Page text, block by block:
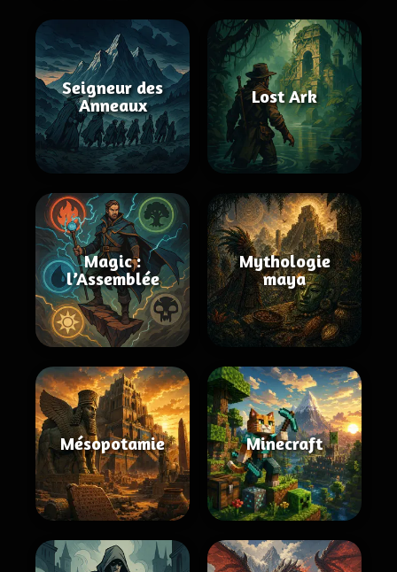
Seigneur des
Anneaux
Lost Ark
Magic :
l’Assemblée
Mythologie
maya
Mésopotamie Minecraft